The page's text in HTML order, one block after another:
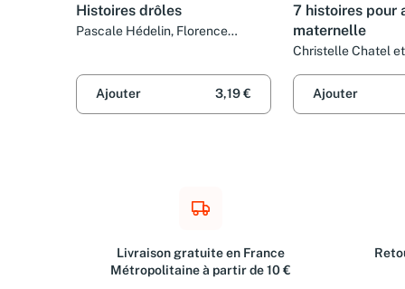
Histoires drôles
Pascale Hédelin, Florence
Ajouter
3,19 €
7 histoires pour
maternelle
Christelle Chatel
Ajouter
Livraison gratuite en France
Métropolitaine à partir de 10 €